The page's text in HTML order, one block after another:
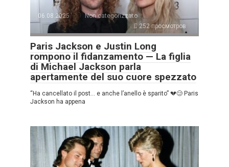
06.08.2025
Non categorizzato
252 просмотров
Paris Jackson e Justin Long
rompono il fidanzamento — La figlia
di Michael Jackson parla
apertamente del suo cuore spezzato
“Ha cancellato il post… e anche l’anello è sparito” 💔😢 Paris
Jackson ha appena